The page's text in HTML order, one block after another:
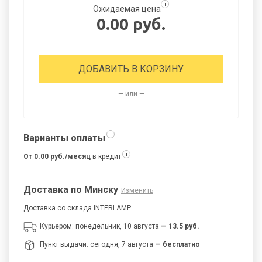
Ожидаемая цена i
0.00 руб.
ДОБАВИТЬ В КОРЗИНУ
— или —
Варианты оплаты i
От 0.00 руб./месяц в кредит i
Доставка по Минску Изменить
Доставка со склада INTERLAMP
Курьером: понедельник, 10 августа — 13.5 руб.
Пункт выдачи: сегодня, 7 августа — бесплатно